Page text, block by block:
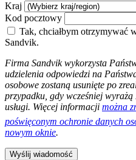
Kraj
Kod pocztowy
Tak, chciałbym otrzymywać
Sandvik.
Firma Sandvik wykorzysta
udzielenia odpowiedzi na
osobowe zostaną usunięte po
przypadku, gdy wcześniej
usługi. Więcej informacji można
poświęconym ochronie danych
nowym oknie.
Wyślij wiadomość